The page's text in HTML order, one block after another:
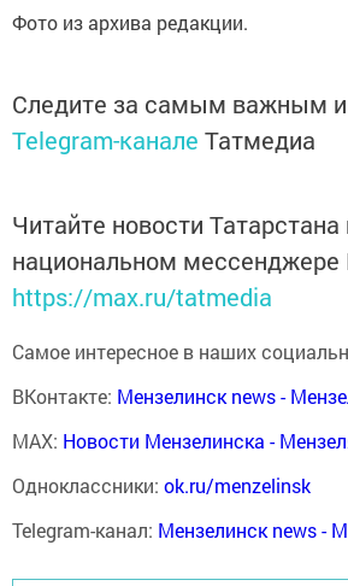
Фото из архива редакции.
Следите за самым важным
Telegram-канале Татмедиа
Читайте новости Татарстана
национальном мессенджере
https://max.ru/tatmedia
Самое интересное в наших
ВКонтакте: Мензелинск news -
MAX: Новости Мензелинска -
Одноклассники: ok.ru/menzelinsk
Telegram-канал: Мензелинск news -